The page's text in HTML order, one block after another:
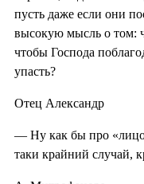
пусть даже если они
высокую мысль о том:
чтобы Господа
упасть?
Отец Александр
— Ну как бы про
таки крайний случай,